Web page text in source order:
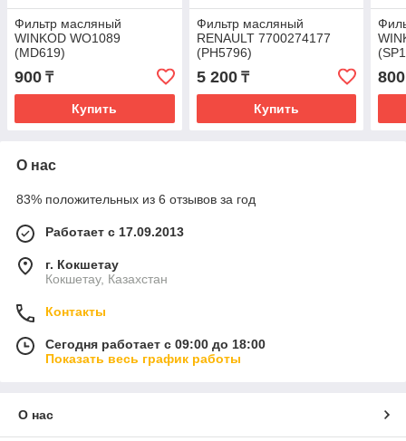
Фильтр масляный
WINKOD WO1089
(MD619)
900 ₸
Купить
Фильтр масляный
RENAULT 7700274177
(PH5796)
5 200₸
Купить
800
О нас
83% положительных из 6 отзывов за год
Работает с 17.09.2013
г. Кокшетау
Кокшетау, Казахстан
Контакты
Сегодня работает с 09:00 до 18:00
Показать весь график работы
О нас